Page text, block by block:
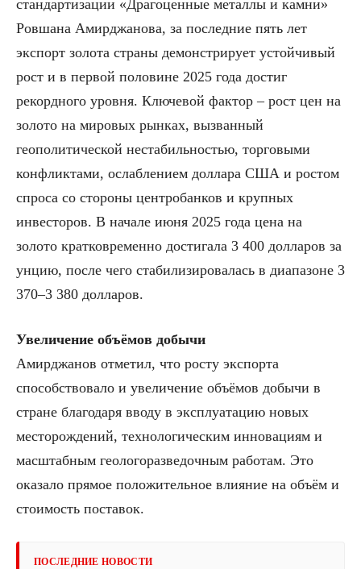
стандартизации «Драгоценные металлы и камни»
Ровшана Амирджанова, за последние пять лет
экспорт золота страны демонстрирует устойчивый
рост и в первой половине 2025 года достиг
рекордного уровня. Ключевой фактор – рост цен на
золото на мировых рынках, вызванный
геополитической нестабильностью, торговыми
конфликтами, ослаблением доллара США и ростом
спроса со стороны центробанков и крупных
инвесторов. В начале июня 2025 года цена на
золото кратковременно достигала 3 400 долларов за
унцию, после чего стабилизировалась в диапазоне 3
370–3 380 долларов.
Увеличение объёмов добычи
Амирджанов отметил, что росту экспорта
способствовало и увеличение объёмов добычи в
стране благодаря вводу в эксплуатацию новых
месторождений, технологическим инновациям и
масштабным геологоразведочным работам. Это
оказало прямое положительное влияние на объём и
стоимость поставок.
ПОСЛЕДНИЕ НОВОСТИ